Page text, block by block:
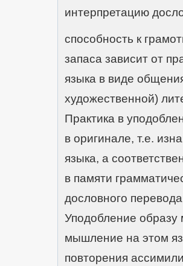
интерпретацию
способность к
запаса зависит от
языка в виде
художественной)
Практика в
в оригинале, т.е.
языка, а
в памяти
дословного
Уподобление образу
мышление на этом
повторения